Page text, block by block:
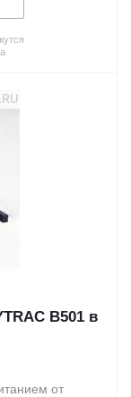
B501 в
от